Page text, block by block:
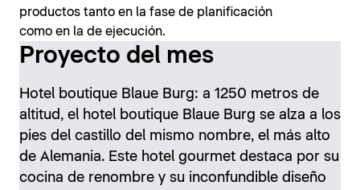
productos tanto en la fase de planificación
como en la de ejecución.
Proyecto del mes
Hotel boutique Blaue Burg: a 1250 metros de
altitud, el hotel boutique Blaue Burg se alza a los
pies del castillo del mismo nombre, el más alto
de Alemania. Este hotel gourmet destaca por su
cocina de renombre y su inconfundible diseño